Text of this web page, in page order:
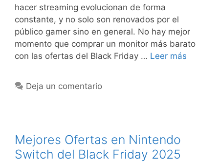
hacer streaming evolucionan de forma
constante, y no solo son renovados por el
público gamer sino en general. No hay mejor
momento que comprar un monitor más barato
con las ofertas del Black Friday … Leer más
Deja un comentario
Mejores Ofertas en Nintendo
Switch del Black Friday 2025